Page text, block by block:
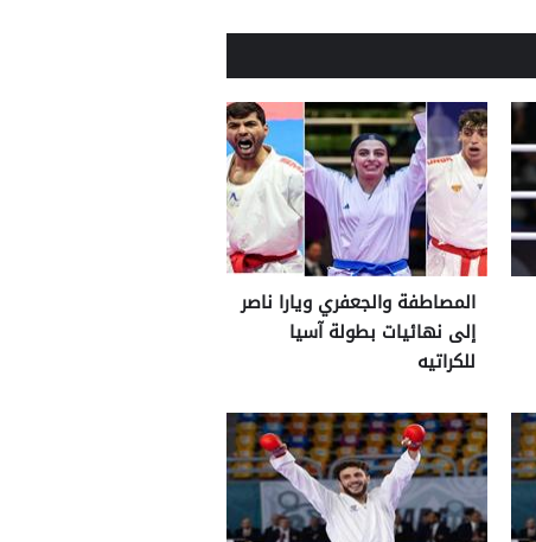
المصاطفة والجعفري ويارا ناصر
إلى نهائيات بطولة آسيا
للكراتيه